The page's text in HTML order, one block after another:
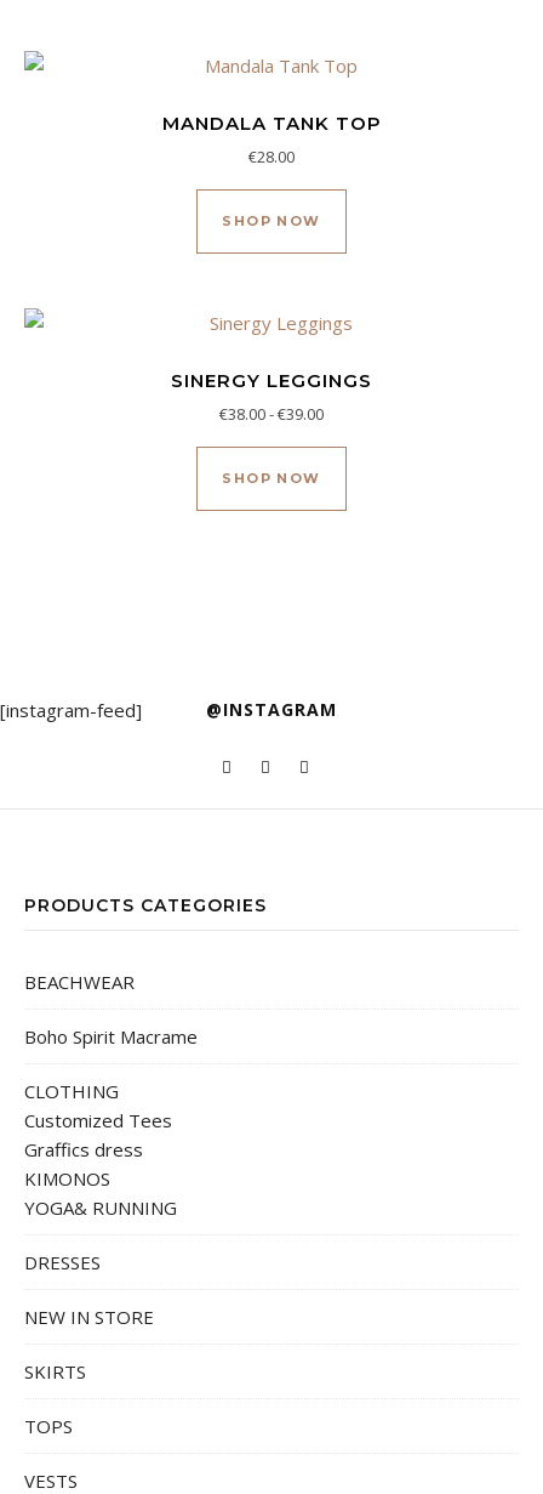
MANDALA TANK TOP
€28.00
SHOP NOW
Este producto tiene
SINERGY LEGGINGS
€38.00-€39.00Rango de precios: desde
SHOP NOW
Este producto tiene
@INSTAGRAM
[instagram-feed]
PRODUCTS CATEGORIES
BEACHWEAR
Boho Spirit Macrame
CLOTHING
Customized Tees
Graffics dress
KIMONOS
YOGA& RUNNING
DRESSES
NEW IN STORE
SKIRTS
TOPS
VESTS